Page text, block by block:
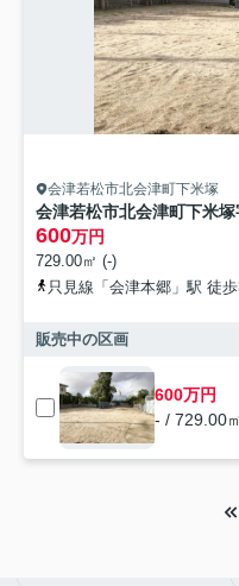
会津若松市北会津町下米塚
会津若松市北会津町下米
600万円
729.00㎡ (-)
只見線「会津本郷」駅 徒
販売中の区画
600万円
- / 729.00